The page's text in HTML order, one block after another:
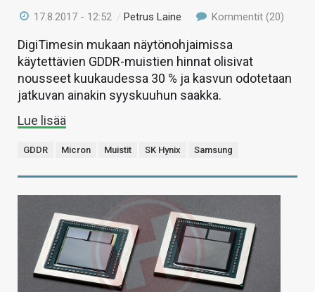
17.8.2017 - 12:52 /Petrus Laine Kommentit (20)
DigiTimesin mukaan näytönohjaimissa
käytettävien GDDR-muistien hinnat olisivat
nousseet kuukaudessa 30 % ja kasvun odotetaan
jatkuvan ainakin syyskuuhun saakka.
Lue lisää
GDDR Micron Muistit SK Hynix Samsung